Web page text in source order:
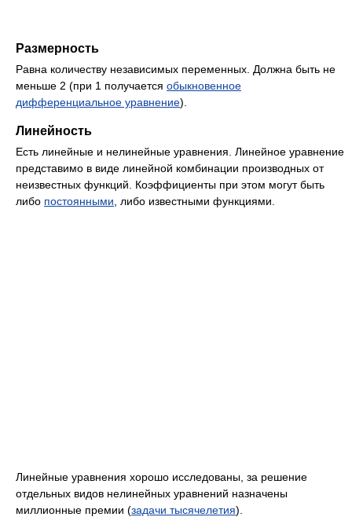
Размерность
Равна количеству независимых переменных. Должна быть не
меньше 2 (при 1 получается обыкновенное
дифференциальное уравнение).
Линейность
Есть линейные и нелинейные уравнения. Линейное уравнение
представимо в виде линейной комбинации производных от
неизвестных функций. Коэффициенты при этом могут быть
либо постоянными , либо известными функциями.
Линейные уравнения хорошо исследованы, за решение
отдельных видов нелинейных уравнений назначены
миллионные премии (задачи тысячелетия).